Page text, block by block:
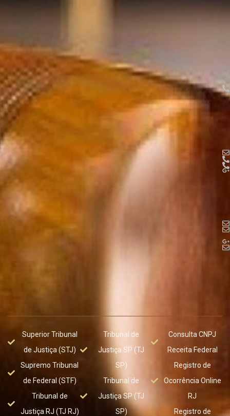
Superior Tribunal
de Justiça (STJ)
Supremo Tribunal
de Federal (STF)
Tribunal de
Justiça RJ (TJ RJ)
Tribunal de
Justiça SP (TJ
SP)
Tribunal de
Justiça SP (TJ
SP)
Consulta CNPJ
Receita Federal
Registro de
Ocorrência Online
RJ
Registro de